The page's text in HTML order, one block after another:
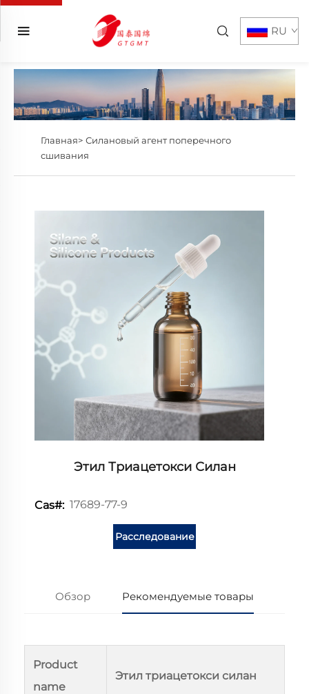
RU
Главная> Силановый агент поперечного
сшивания
Этил Триацетокси Силан
Cas#: 17689-77-9
Расследование
Обзор Рекомендуемые товары
Product
name
Этил триацетокси силан